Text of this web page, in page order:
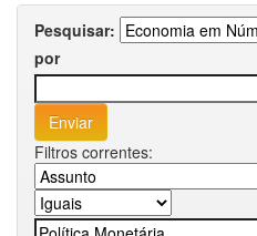
Pesquisar:
por
Filtros correntes: